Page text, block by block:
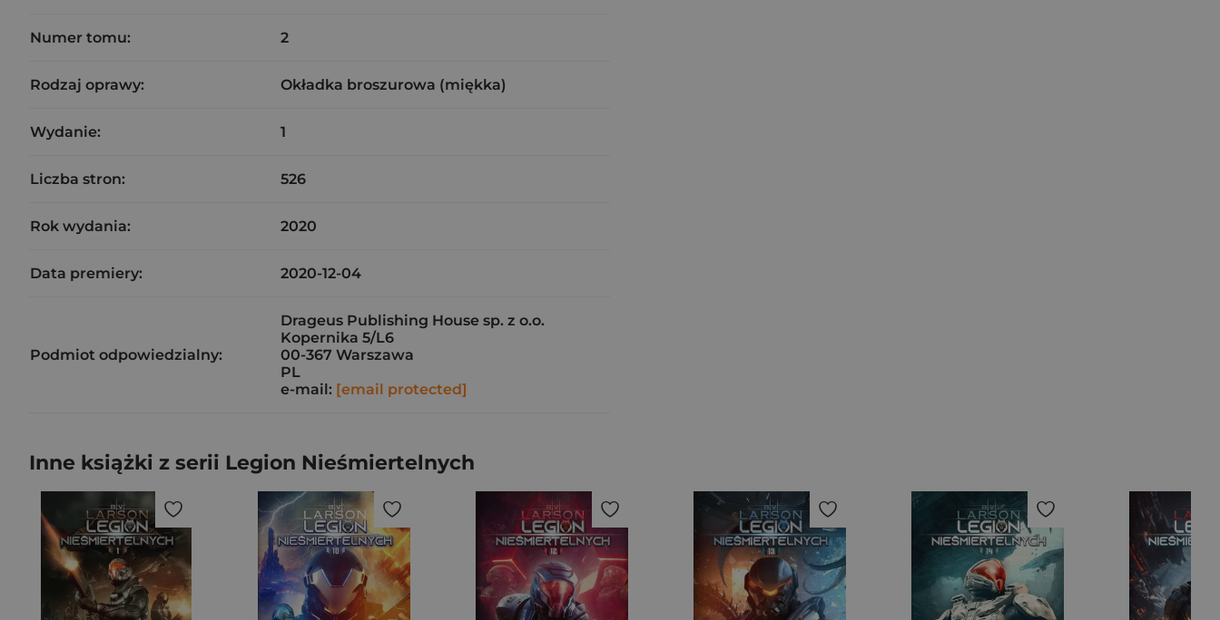
Numer tomu: 2
Rodzaj oprawy: Okładka broszurowa (miękka)
Wydanie: 1
Liczba stron: 526
Rok wydania: 2020
Data premiery: 2020-12-04
Podmiot odpowiedzialny:
Drageus Publishing House sp. z o.o.
Kopernika 5/L6
00-367 Warszawa
PL
e-mail: [email protected]
Inne książki z serii Legion Nieśmiertelnych